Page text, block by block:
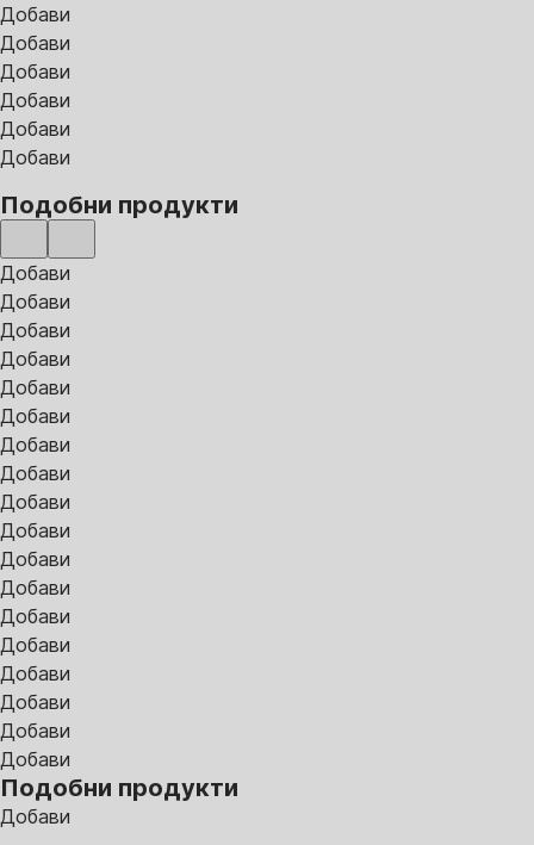
Добави
Добави
Добави
Добави
Добави
Добави
Подобни продукти
Добави
Добави
Добави
Добави
Добави
Добави
Добави
Добави
Добави
Добави
Добави
Добави
Добави
Добави
Добави
Добави
Добави
Добави
Подобни продукти
Добави